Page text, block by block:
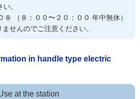
。
８ （８：００〜２０：００ 年中無休）
せんのでご注意ください。
in handle type electric
at the station